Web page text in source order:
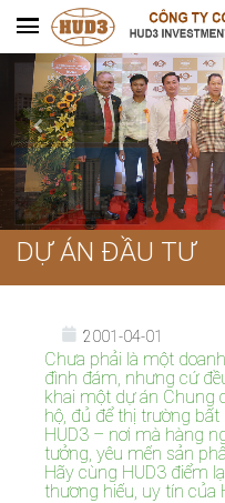
DỰ ÁN ĐẦU TƯ
2001-04-01
Chưa phải là một
đình đám, nhưng cứ
khai một dự án Chung
hộ, đủ để thị trường
HUD3 – nơi mà hàng
tưởng, yêu mến sản
Hãy cùng HUD3 điểm
thương hiếu, uy tín của